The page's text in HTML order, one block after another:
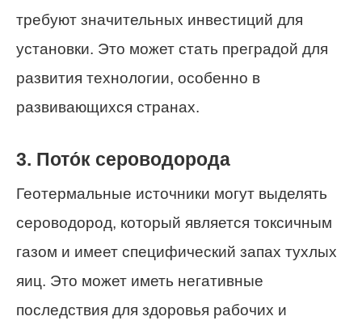
требуют значительных инвестиций для
установки. Это может стать преградой для
развития технологии, особенно в
развивающихся странах.
3. Пото́к сероводорода
Геотермальные источники могут выделять
сероводород, который является токсичным
газом и имеет специфический запах тухлых
яиц. Это может иметь негативные
последствия для здоровья рабочих и